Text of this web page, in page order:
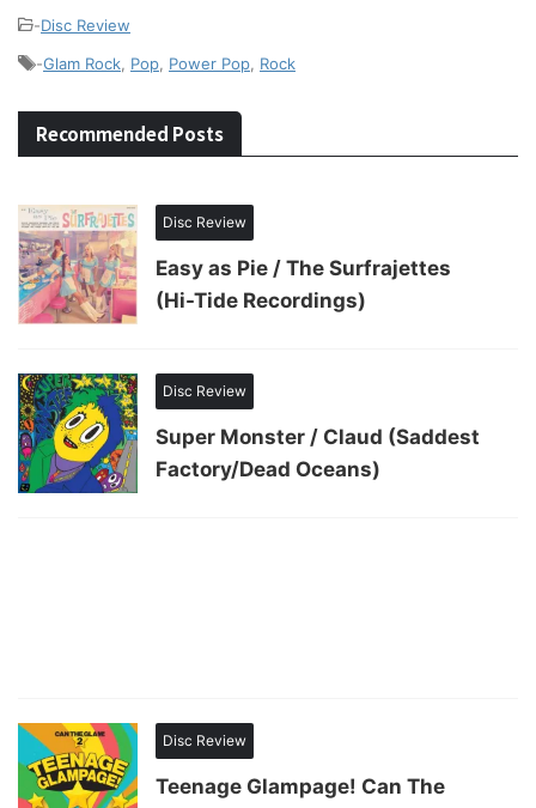
-Disc Review
-Glam Rock Pop Power Pop Rock
Recommended Posts
Disc Review
Easy as Pie / The Surfrajettes
(Hi-Tide Recordings)
Disc Review
Super Monster / Claud (Saddest
Factory/Dead Oceans)
Disc Review
Teenage Glampage! Can The